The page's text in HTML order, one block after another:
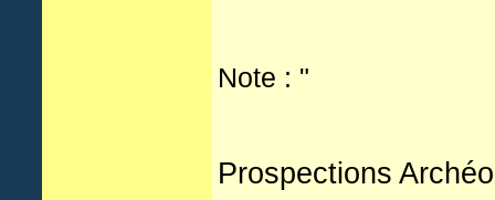
Note : "
Prospections